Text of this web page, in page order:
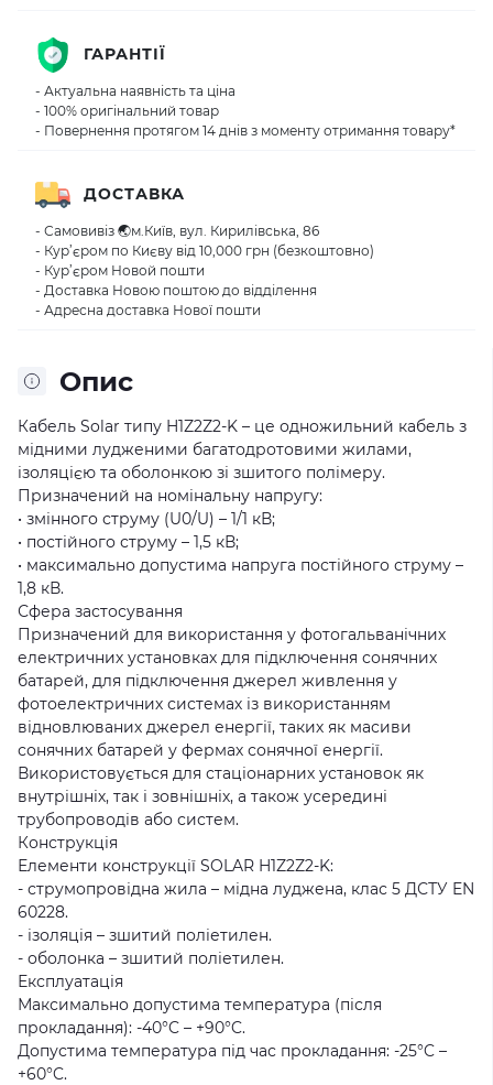
Опис
Кабель Solar типу H1Z2Z2-K – це одножильний кабель з
мідними лудженими багатодротовими жилами,
ізоляцією та оболонкою зі зшитого полімеру.
Призначений на номінальну напругу:
• змінного струму (U0/U) – 1/1 кВ;
• постійного струму – 1,5 кВ;
• максимально допустима напруга постійного струму –
1,8 кВ.
Сфера застосування
Призначений для використання у фотогальванічних
електричних установках для підключення сонячних
батарей, для підключення джерел живлення у
фотоелектричних системах із використанням
відновлюваних джерел енергії, таких як масиви
сонячних батарей у фермах сонячної енергії.
Використовується для стаціонарних установок як
внутрішніх, так і зовнішніх, а також усередині
трубопроводів або систем.
Конструкція
Елементи конструкції SOLAR H1Z2Z2-K:
- струмопровідна жила – мідна луджена, клас 5 ДСТУ EN
60228.
- ізоляція – зшитий поліетилен.
- оболонка – зшитий поліетилен.
Експлуатація
Максимально допустима температура (після
прокладання): -40°C – +90°C.
Допустима температура під час прокладання: -25°C –
+60°C.
ГАРАНТІЇ
- Актуальна наявність та ціна
- 100% оригінальний товар
- Повернення протягом 14 днів з моменту отримання товару*
ДОСТАВКА
- Самовивіз 🌏м.Київ, вул. Кирилівська, 86
- Кур’єром по Києву від 10,000 грн (безкоштовно)
- Кур’єром Новой пошти
- Доставка Новою поштою до відділення
- Адресна доставка Нової пошти